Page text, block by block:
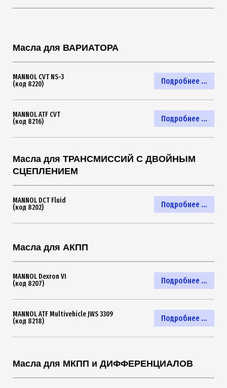
Масла для ВАРИАТОРА
Подробнее ...
MANNOL CVT NS-3
(код 8220)
Подробнее ...
MANNOL ATF CVT
(код 8216)
Масла для ТРАНСМИССИЙ С ДВОЙНЫМ
СЦЕПЛЕНИЕМ
Подробнее ...
MANNOL DCT Fluid
(код 8202)
Масла для АКПП
Подробнее ...
MANNOL Dexron VI
(код 8207)
Подробнее ...
MANNOL ATF Multivehicle JWS 3309
(код 8218)
Масла для МКПП и ДИФФЕРЕНЦИАЛОВ